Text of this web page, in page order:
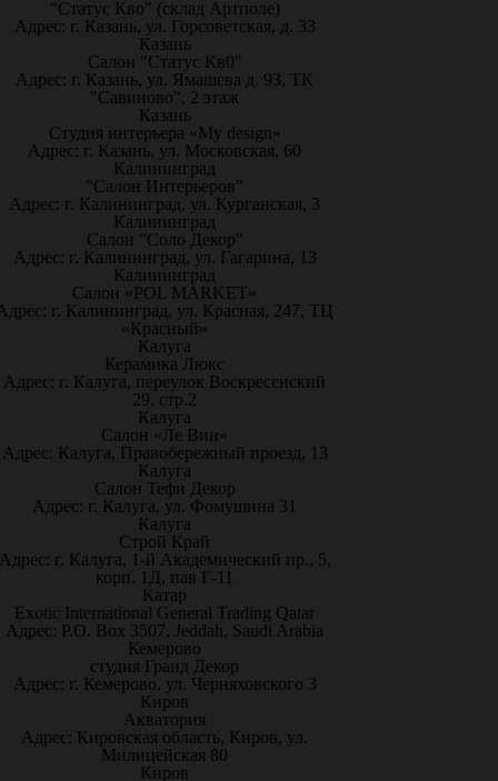
"Статус Кво" (склад Артполе)
Адрес: г. Казань, ул. Горсоветская, д. 33
Казань
Салон "Статус Кв0"
Адрес: г. Казань, ул. Ямашева д. 93, ТК
"Савиново", 2 этаж
Казань
Студия интерьера «My design»
Адрес: г. Казань, ул. Московская, 60
Калининград
"Салон Интерьеров"
Адрес: г. Калининград, ул. Курганская, 3
Калининград
Салон "Соло Декор"
Адрес: г. Калининград, ул. Гагарина, 13
Калининград
Салон «POL MARKET»
г. Калининград, ул. Красная, 247, ТЦ
«Красный»
Калуга
Керамика Люкс
Адрес: г. Калуга, переулок Воскресенский
29, стр.2
Калуга
Салон «Ле Вин»
Адрес: Калуга, Правобережный проезд, 13
Калуга
Салон Тефи Декор
Адрес: г. Калуга, ул. Фомушина 31
Калуга
Строй Край
г. Калуга, 1-й Академический пр., 5,
корп. 1Д, пав Г-11
Катар
Exotic International General Trading Qatar
Адрес: P.O. Box 3507, Jeddah, Saudi Arabia
Кемерово
студия Гранд Декор
Адрес: г. Кемерово, ул. Черняховского 3
Киров
Акватория
Адрес: Кировская область, Киров, ул.
Милицейская 80
Киров